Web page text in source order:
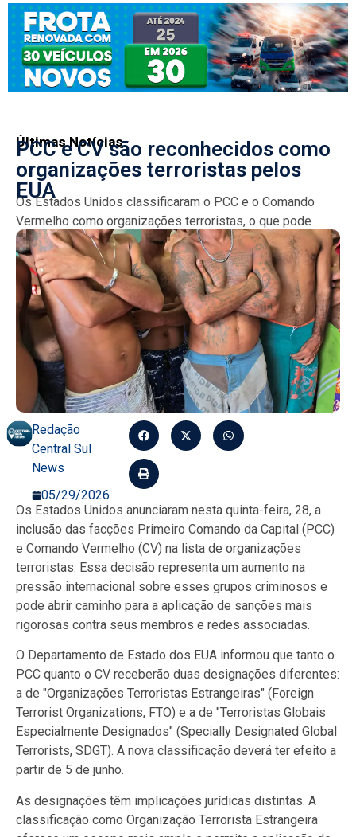
Últimas Notícias
PCC e CV são reconhecidos como
organizações terroristas pelos
EUA
Os Estados Unidos classificaram o PCC e o Comando
Vermelho como organizações terroristas, o que pode
resultar em sanções mais severas contra os grupos. A...
Redação
Central Sul
News
05/29/2026
Os Estados Unidos anunciaram nesta quinta-feira, 28, a
inclusão das facções Primeiro Comando da Capital (PCC)
e Comando Vermelho (CV) na lista de organizações
terroristas. Essa decisão representa um aumento na
pressão internacional sobre esses grupos criminosos e
pode abrir caminho para a aplicação de sanções mais
rigorosas contra seus membros e redes associadas.
O Departamento de Estado dos EUA informou que tanto o
PCC quanto o CV receberão duas designações diferentes:
a de "Organizações Terroristas Estrangeiras" (Foreign
Terrorist Organizations, FTO) e a de "Terroristas Globais
Especialmente Designados" (Specially Designated Global
Terrorists, SDGT). A nova classificação deverá ter efeito a
partir de 5 de junho.
As designações têm implicações jurídicas distintas. A
classificação como Organização Terrorista Estrangeira